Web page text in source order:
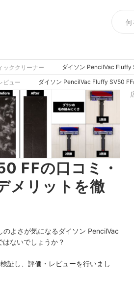
ッククリーナー ダイソン PencilVac Fluffy
ビュー ダイソン PencilVac Fluffy SV50 FF
FFの口コミ・
メリットを徹
よさが気になるダイソン PencilVac
ないでしょうか？
証し、評価・レビューを行いまし